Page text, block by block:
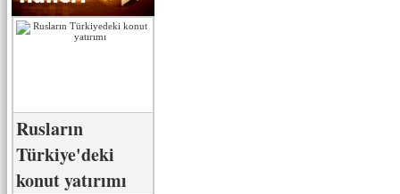
Rusların
Türkiye'deki
konut yatırımı